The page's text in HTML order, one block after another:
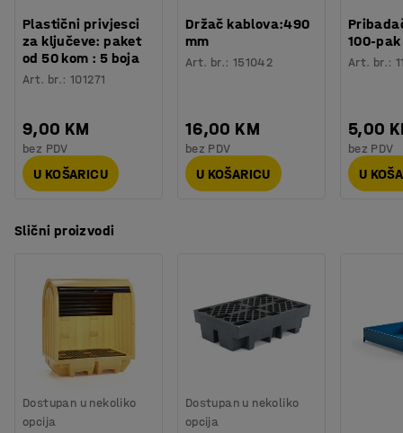
Plastični privjesci
za ključeve: paket
od 50 kom : 5 boja
Art. br.:101271
9,00 KM
bez PDV
U KOŠARICU
Držač kablova:490
mm
Art. br.: 151042
16,00 KM
bez PDV
U KOŠARICU
100-pak
Art. br.:
5,00
bez PDV
U
Slični proizvodi
Dostupan u nekoliko
opcija
Dostupan u nekoliko
opcija